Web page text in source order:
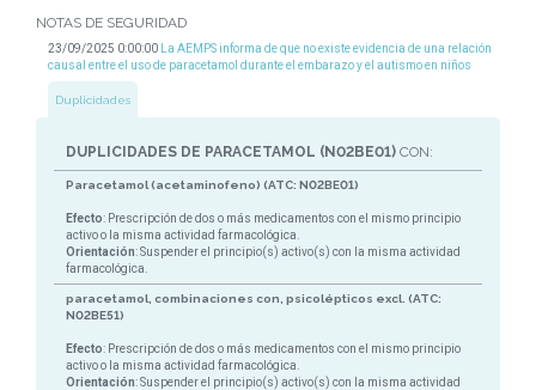
NOTAS DE SEGURIDAD
23/09/2025 0:00:00
La AEMPS informa de que no existe evidencia de una relación
causal entre el uso de paracetamol durante el embarazo y el autismo en niños
Duplicidades
DUPLICIDADES DE PARACETAMOL (N02BE01) CON:
Paracetamol (acetaminofeno) (ATC: N02BE01)
Efecto: Prescripción de dos o más medicamentos con el mismo principio
activo o la misma actividad farmacológica.
Orientación: Suspender el principio(s) activo(s) con la misma actividad
farmacológica.
paracetamol, combinaciones con, psicolépticos excl. (ATC:
N02BE51)
Efecto: Prescripción de dos o más medicamentos con el mismo principio
activo o la misma actividad farmacológica.
Orientación: Suspender el principio(s) activo(s) con la misma actividad